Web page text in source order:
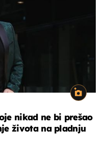
nikad ne bi prešao
života na pladnju